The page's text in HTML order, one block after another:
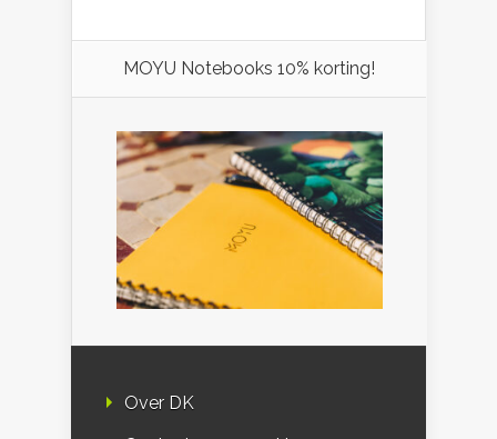
MOYU Notebooks 10% korting!
Over DK